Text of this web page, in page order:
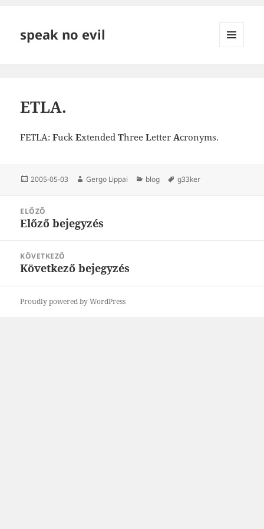
speak no evil
ETLA.
FETLA:FuckExtendedThreeLetter Acronyms.
Közzétéve
2005-05-03 Szerző
Gergo Lippai Kategória
blog Címke
g33ker
navigáció
ELŐZŐ
Korábbi
Előző bejegyzés
KÖVETKEZŐ
Következő
Következő bejegyzés
Proudly powered by WordPress